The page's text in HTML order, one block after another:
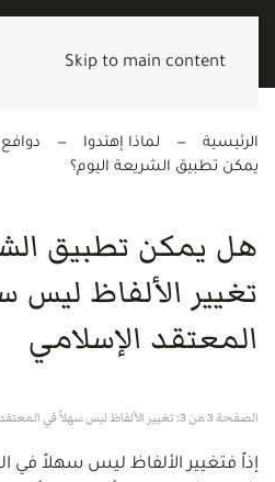
Skip to main content
الرئيسية لماذا إهتدوا دوافع
يمكن تطبيق الشريعة اليوم؟
هل يمكن تطبيق
تغيير الألفاظ ليس
المعتقد الإسلامي
الصفحة 3 من 3: تغيير الألفاظ ليس سهلاً في المعتقد الإسلامي
إذاً فتغيير الألفاظ ليس سهلاً في